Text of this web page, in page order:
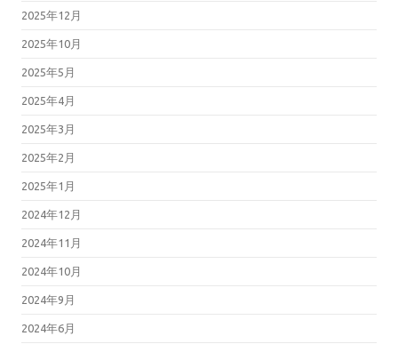
2025年12月
2025年10月
2025年5月
2025年4月
2025年3月
2025年2月
2025年1月
2024年12月
2024年11月
2024年10月
2024年9月
2024年6月